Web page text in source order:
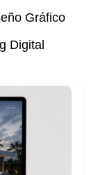
Gráfico
Digital